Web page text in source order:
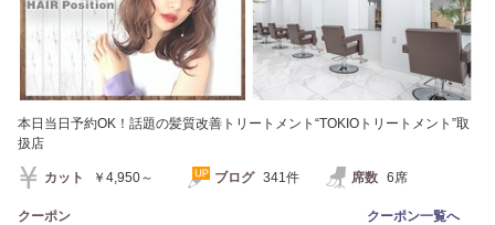
本日当日予約OK！話題の髪質改善トリートメント“TOKIOトリートメント”取
扱店
カット ￥4,950～ ブログ 341件 席数 6席
クーポン クーポン一覧へ